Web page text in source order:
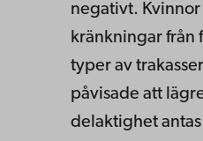
negativt.
kränkningar från
typer av
påvisade att
delaktighet